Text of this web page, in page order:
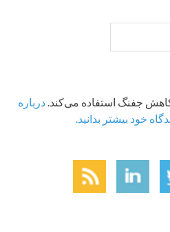
جفنگ استفاده می‌کند.درباره
خود بیشتر بدانید.